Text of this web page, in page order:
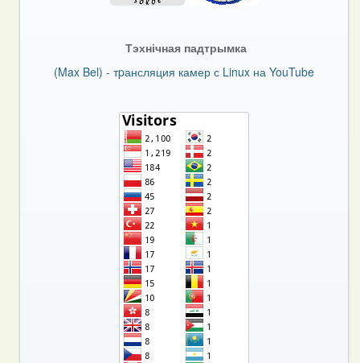
Тэхнічная падтрымка
(Max Bel) - тpансляция камер с Linux на YouTube